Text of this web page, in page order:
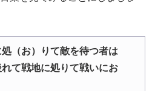
（お）りて敵を待つ者は
て戦地に処りて戦いにお